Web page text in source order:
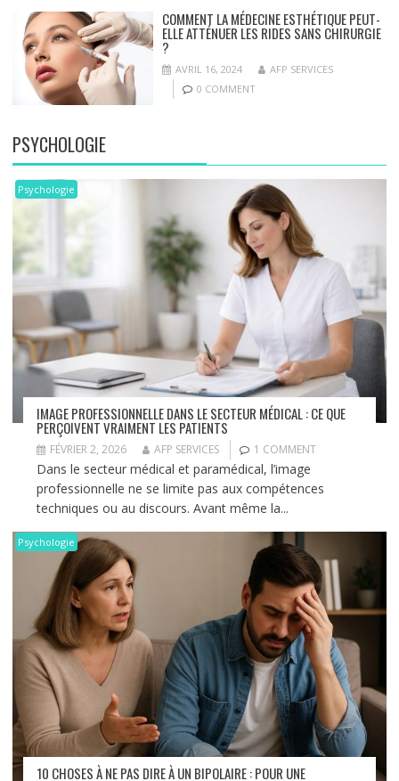
COMMENT LA MÉDECINE ESTHÉTIQUE PEUT-
ELLE ATTÉNUER LES RIDES SANS CHIRURGIE
?
AVRIL 16, 2024
AFP SERVICES
0 COMMENT
PSYCHOLOGIE
Psychologie
IMAGE PROFESSIONNELLE DANS LE SECTEUR MÉDICAL : CE QUE
PERÇOIVENT VRAIMENT LES PATIENTS
FÉVRIER 2, 2026 AFP SERVICES 1 COMMENT
Dans le secteur médical et paramédical, l’image
professionnelle ne se limite pas aux compétences
techniques ou au discours. Avant même la...
Psychologie
10 CHOSES À NE PAS DIRE À UN BIPOLAIRE : POUR UNE